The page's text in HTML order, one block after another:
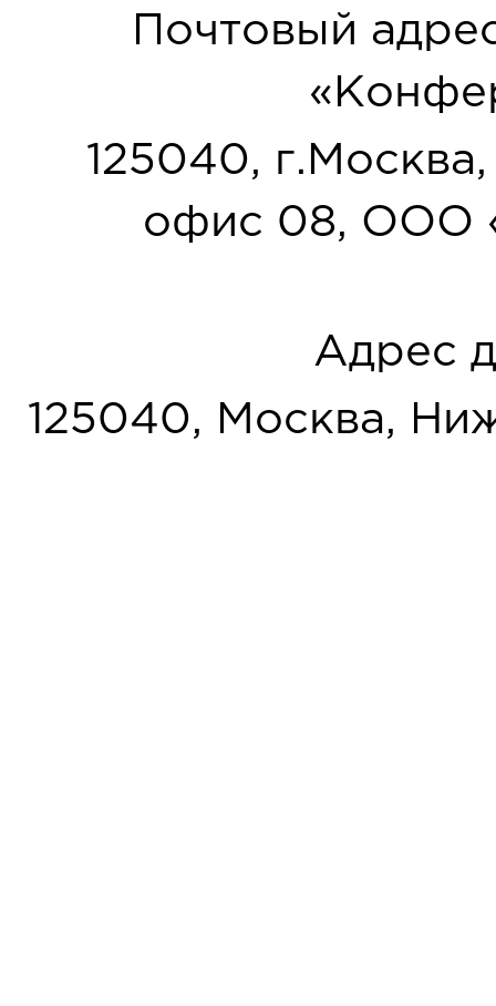
Почтовый
125040, г.Москва,
офис 08, ООО
Адрес
125040, Москва,